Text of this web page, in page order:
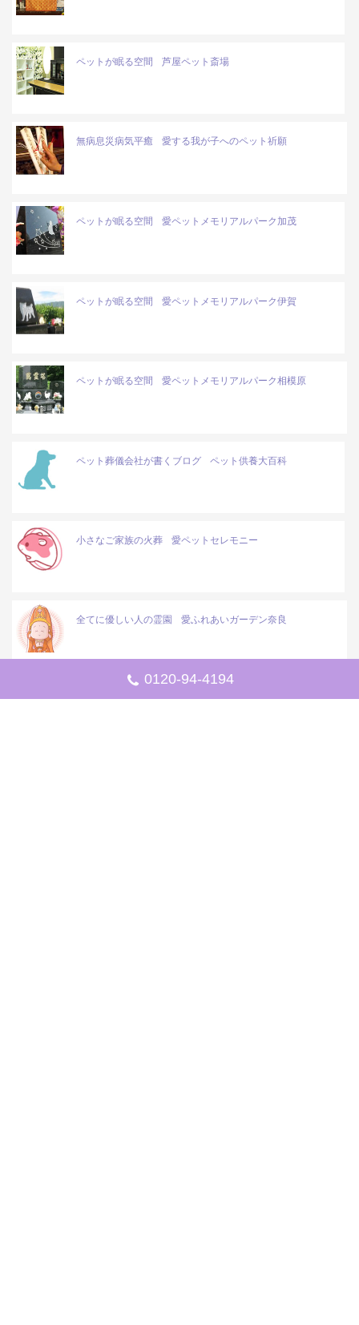
ペットが眠る空間 芦屋ペット斎場
無病息災病気平癒 愛する我が子へのペット祈願
ペットが眠る空間 愛ペットメモリアルパーク加茂
ペットが眠る空間 愛ペットメモリアルパーク伊賀
ペットが眠る空間 愛ペットメモリアルパーク相模原
ペット葬儀会社が書くブログ ペット供養大百科
小さなご家族の火葬 愛ペットセレモニー
全てに優しい人の霊園 愛ふれあいガーデン奈良
0120-94-4194